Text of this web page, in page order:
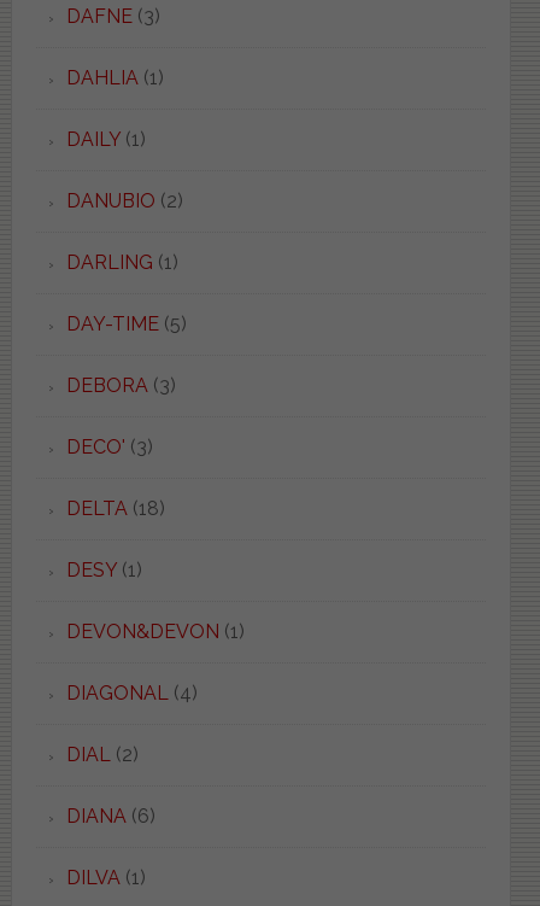
DAFNE(3)
DAHLIA(1)
DAILY(1)
DANUBIO (2)
DARLING (1)
DAY-TIME(5)
DEBORA(3)
DECO' (3)
DELTA(18)
DESY(1)
DEVON&DEVON (1)
DIAGONAL(4)
DIAL(2)
DIANA(6)
DILVA(1)